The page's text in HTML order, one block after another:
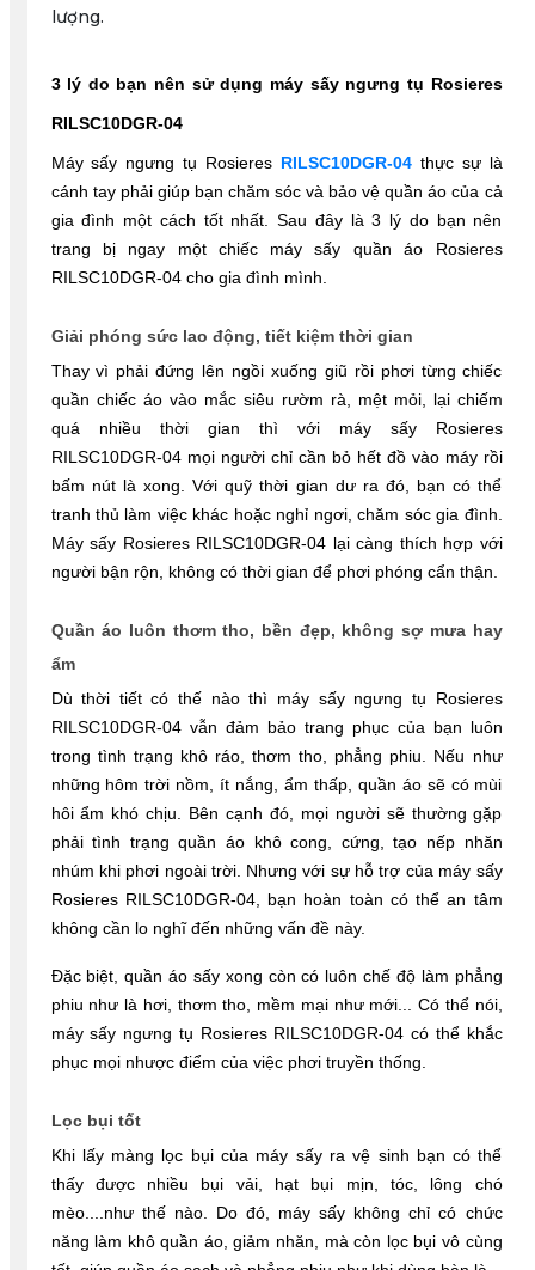
lượng.
3 lý do bạn nên sử dụng máy sấy ngưng tụ Rosieres
RILSC10DGR-04
Máy sấy ngưng tụ Rosieres RILSC10DGR-04 thực sự là
cánh tay phải giúp bạn chăm sóc và bảo vệ quần áo của cả
gia đình một cách tốt nhất. Sau đây là 3 lý do bạn nên
trang bị ngay một chiếc máy sấy quần áo Rosieres
RILSC10DGR-04 cho gia đình mình.
Giải phóng sức lao động, tiết kiệm thời gian
Thay vì phải đứng lên ngồi xuống giũ rồi phơi từng chiếc
quần chiếc áo vào mắc siêu rườm rà, mệt mỏi, lại chiếm
quá nhiều thời gian thì với máy sấy Rosieres
RILSC10DGR-04 mọi người chỉ cần bỏ hết đồ vào máy rồi
bấm nút là xong. Với quỹ thời gian dư ra đó, bạn có thể
tranh thủ làm việc khác hoặc nghỉ ngơi, chăm sóc gia đình.
Máy sấy Rosieres RILSC10DGR-04 lại càng thích hợp với
người bận rộn, không có thời gian để phơi phóng cẩn thận.
Quần áo luôn thơm tho, bền đẹp, không sợ mưa hay
ẩm
Dù thời tiết có thế nào thì máy sấy ngưng tụ Rosieres
RILSC10DGR-04 vẫn đảm bảo trang phục của bạn luôn
trong tình trạng khô ráo, thơm tho, phẳng phiu. Nếu như
những hôm trời nồm, ít nắng, ẩm thấp, quần áo sẽ có mùi
hôi ẩm khó chịu. Bên cạnh đó, mọi người sẽ thường gặp
phải tình trạng quần áo khô cong, cứng, tạo nếp nhăn
nhúm khi phơi ngoài trời. Nhưng với sự hỗ trợ của máy sấy
Rosieres RILSC10DGR-04, bạn hoàn toàn có thể an tâm
không cần lo nghĩ đến những vấn đề này.
Đặc biệt, quần áo sấy xong còn có luôn chế độ làm phẳng
phiu như là hơi, thơm tho, mềm mại như mới... Có thể nói,
máy sấy ngưng tụ Rosieres RILSC10DGR-04 có thể khắc
phục mọi nhược điểm của việc phơi truyền thống.
Lọc bụi tốt
Khi lấy màng lọc bụi của máy sấy ra vệ sinh bạn có thể
thấy được nhiều bụi vải, hạt bụi mịn, tóc, lông chó
mèo....như thế nào. Do đó, máy sấy không chỉ có chức
năng làm khô quần áo, giảm nhăn, mà còn lọc bụi vô cùng